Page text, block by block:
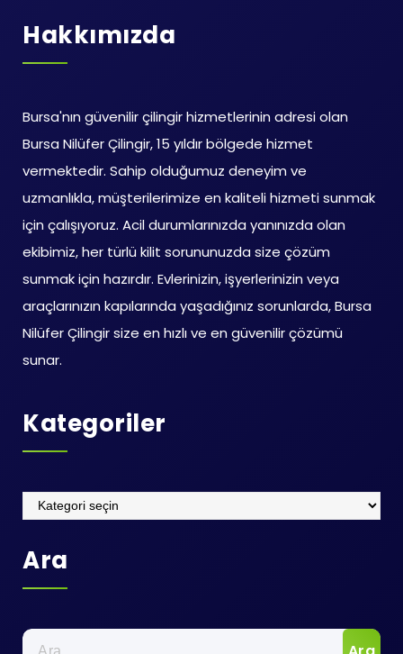
Hakkımızda
Bursa'nın güvenilir çilingir hizmetlerinin adresi olan
Bursa Nilüfer Çilingir, 15 yıldır bölgede hizmet
vermektedir. Sahip olduğumuz deneyim ve
uzmanlıkla, müşterilerimize en kaliteli hizmeti sunmak
için çalışıyoruz. Acil durumlarınızda yanınızda olan
ekibimiz, her türlü kilit sorununuzda size çözüm
sunmak için hazırdır. Evlerinizin, işyerlerinizin veya
araçlarınızın kapılarında yaşadığınız sorunlarda, Bursa
Nilüfer Çilingir size en hızlı ve en güvenilir çözümü
sunar.
Kategoriler
Kategoriler
Ara
Arama: